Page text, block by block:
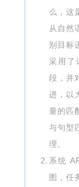
么，这
从自然
别目标
采用了
段，并
进，以
量的匹
与句型
理。
系统
图，任